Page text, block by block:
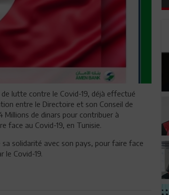
lutte contre le Covid-19, déjà effectué
entre le Directoire et son Conseil de
Millions de dinars pour contribuer à
face au Covid-19, en Tunisie.
solidarité avec son pays, pour faire face
le Covid-19.